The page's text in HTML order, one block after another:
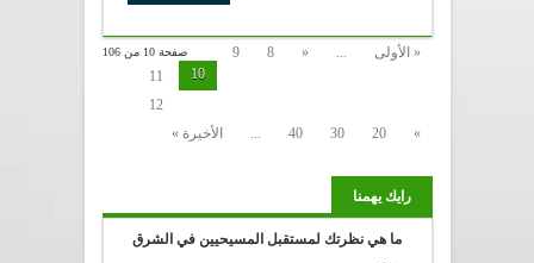
صفحة 10 من 106 « الأولى ...
«
8
9
10
11
12
»
20
30
40
... الأخيرة »
رايك يهمنا
ما هي نظرتك لمستقبل المسيحيين في الشرق